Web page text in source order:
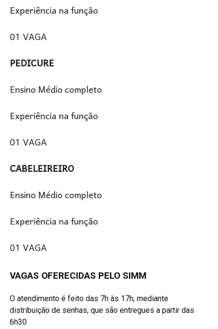
Experiência na função
01 VAGA
PEDICURE
Ensino Médio completo
Experiência na função
01 VAGA
CABELEIREIRO
Ensino Médio completo
Experiência na função
01 VAGA
VAGAS OFERECIDAS PELO SIMM
O atendimento é feito das 7h às 17h, mediante
distribuição de senhas, que são entregues a partir das
6h30